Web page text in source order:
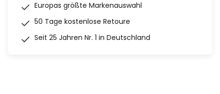
Europas größte Markenauswahl
50 Tage kostenlose Retoure
Seit 25 Jahren Nr. 1 in Deutschland